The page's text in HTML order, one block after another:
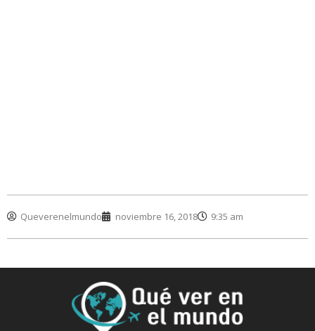
Queverenelmundo noviembre 16, 2018 9:35 am